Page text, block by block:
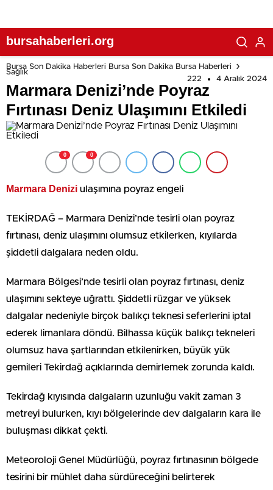
bursahaberleri.org
Bursa Son Dakika Haberleri Bursa Son Dakika Bursa Haberleri
Sağlık
222
4 Aralık 2024
Marmara Denizi’nde Poyraz
Fırtınası Deniz Ulaşımını Etkiledi
0 0
Marmara Denizi ulaşımına poyraz engeli
TEKİRDAĞ – Marmara Denizi’nde tesirli olan poyraz
fırtınası, deniz ulaşımını olumsuz etkilerken, kıyılarda
şiddetli dalgalara neden oldu.
Marmara Bölgesi’nde tesirli olan poyraz fırtınası, deniz
ulaşımını sekteye uğrattı. Şiddetli rüzgar ve yüksek
dalgalar nedeniyle birçok balıkçı teknesi seferlerini iptal
ederek limanlara döndü. Bilhassa küçük balıkçı tekneleri
olumsuz hava şartlarından etkilenirken, büyük yük
gemileri Tekirdağ açıklarında demirlemek zorunda kaldı.
Tekirdağ kıyısında dalgaların uzunluğu vakit zaman 3
metreyi bulurken, kıyı bölgelerinde dev dalgaların kara ile
buluşması dikkat çekti.
Meteoroloji Genel Müdürlüğü, poyraz fırtınasının bölgede
tesirini bir mühlet daha sürdüreceğini belirterek